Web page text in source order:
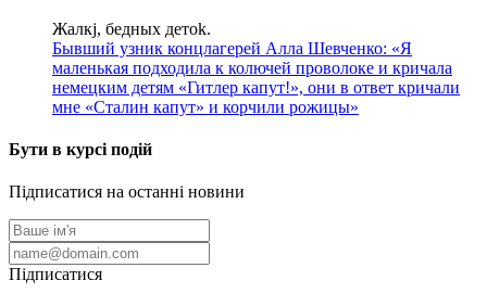
Жалкj, бедных детok.
Бывший узник концлагерей Алла Шевченко: «Я
маленькая подходила к колючей проволоке и кричала
немецким детям «Гитлер капут!», они в ответ кричали
мне «Сталин капут» и корчили рожицы»
Бути в курсі подій
Підписатися на останні новини
Підписатися